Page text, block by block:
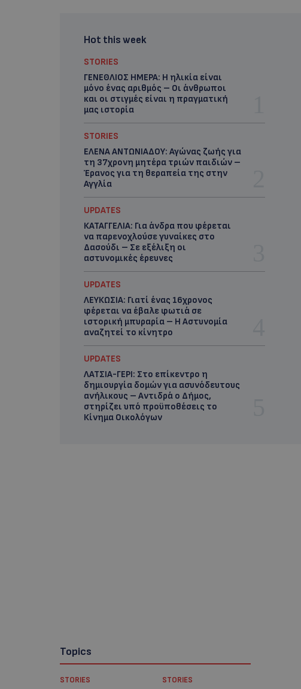
Hot this week
STORIES
ΓΕΝΕΘΛΙΟΣ ΗΜΕΡΑ: Η ηλικία είναι
μόνο ένας αριθμός – Οι άνθρωποι
και οι στιγμές είναι η πραγματική
μας ιστορία
STORIES
ΕΛΕΝΑ ΑΝΤΩΝΙΑΔΟΥ: Αγώνας ζωής για
τη 37χρονη μητέρα τριών παιδιών –
Έρανος για τη θεραπεία της στην
Αγγλία
UPDATES
ΚΑΤΑΓΓΕΛΙΑ: Για άνδρα που φέρεται
να παρενοχλούσε γυναίκες στο
Δασούδι – Σε εξέλιξη οι
αστυνομικές έρευνες
UPDATES
ΛΕΥΚΩΣΙΑ: Γιατί ένας 16χρονος
φέρεται να έβαλε φωτιά σε
ιστορική μπυραρία – Η Αστυνομία
αναζητεί το κίνητρο
UPDATES
ΛΑΤΣΙΑ-ΓΕΡΙ: Στο επίκεντρο η
δημιουργία δομών για ασυνόδευτους
ανήλικους – Αντιδρά ο Δήμος,
στηρίζει υπό προϋποθέσεις το
Κίνημα Οικολόγων
Topics
STORIES STORIES